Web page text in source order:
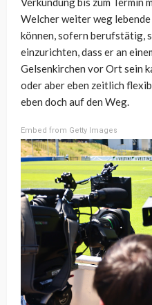
Welcher weiter weg
können, sofern berufstätig,
einzurichten, dass er an
Gelsenkirchen vor Ort sein
oder aber eben zeitlich
eben doch auf den Weg.
Embed from Getty Images